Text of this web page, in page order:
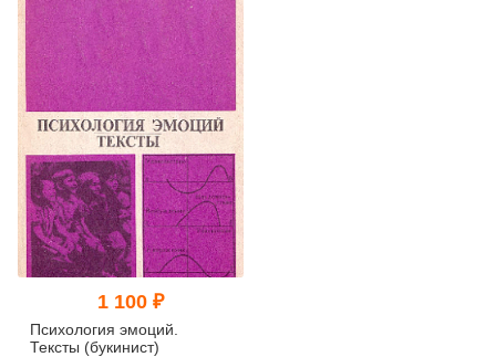
1 100 ₽
Психология эмоций.
Тексты (букинист)